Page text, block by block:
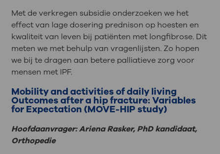
Met de verkregen subsidie onderzoeken we het
effect van lage dosering prednison op hoesten en
kwaliteit van leven bij patiënten met longfibrose. Dit
meten we met behulp van vragenlijsten. Zo hopen
we bij te dragen aan betere palliatieve zorg voor
mensen met IPF.
Mobility and activities of daily living
Outcomes after a hip fracture: Variables
for Expectation (MOVE-HIP study)
Hoofdaanvrager: Ariena Rasker, PhD kandidaat,
Orthopedie